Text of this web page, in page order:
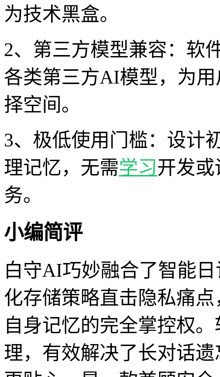
为技术黑盒。
2、第三方模型兼容：软
各类第三方AI模型，为
择空间。
3、极低使用门槛：设计
理记忆，无需学习开发
务。
小编简评
白守AI巧妙融合了智能
化存储策略直击隐私痛
自身记忆的完全掌控权
理，有效解决了长对话